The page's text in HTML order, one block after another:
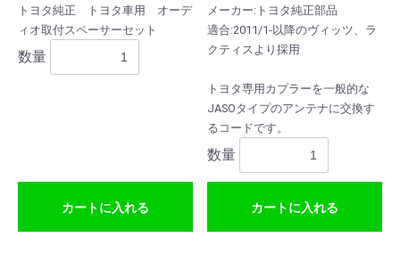
トヨタ純正 トヨタ車用 オーデ
ィオ取付スペーサーセット
数量
カートに入れる
メーカー:トヨタ純正部品
適合:2011/1-以降のヴィッツ、ラ
クティスより採用
トヨタ専用カプラーを一般的な
JASOタイプのアンテナに交換す
るコードです。
数量
カートに入れる